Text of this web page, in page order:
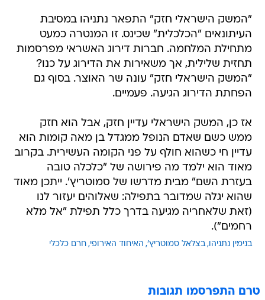
"המשק הישראלי חזק" התפאר נתניהו במסיבת
העיתונאים "הכלכלית" שכינס. זו המנטרה כמעט
מתחילת המלחמה. חברות דירוג האשראי מפרסמות
תחזית שלילית, אך משאירות את הדירוג על כנו?
"המשק הישראלי חזק" עונה שר האוצר. בסוף גם
הפחתת הדירוג הגיעה. פעמיים.
אז כן, המשק הישראלי עדיין חזק, אבל הוא חזק
ממש כשם שאדם הנופל ממגדל בן מאה קומות הוא
עדיין חי כשהוא חולף על פני הקומה העשירית. בקרוב
מאוד הוא ילמד מה פירושה של "כלכלה טובה
בעזרת השם" מבית מדרשו של סמוטריץ'. ייתכן מאוד
שהוא יגלה שמדובר בתפילה: שאלוהים יעזור לנו
(זאת שלאחריה מגיעה בדרך כלל תפילת "אל מלא
רחמים").
בנימין נתניהו בצלאל סמוטריץ' האיחוד האירופי חרם כלכלי
טרם התפרסמו תגובות